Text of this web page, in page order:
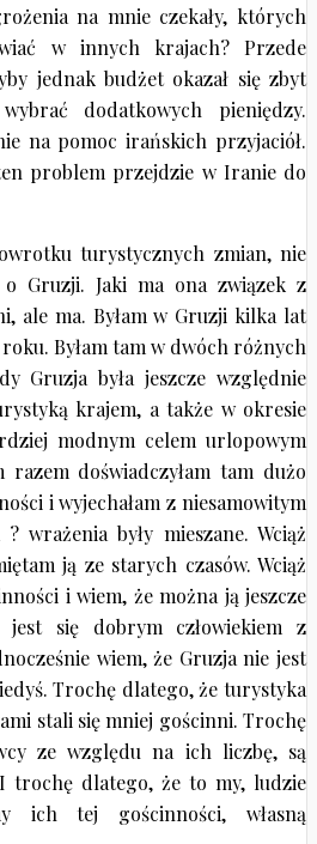
na mnie czekały, których
w innych krajach? Przede
jednak budżet okazał się zbyt
dodatkowych pieniędzy.
na pomoc irańskich przyjaciół.
problem przejdzie w Iranie do
turystycznych zmian, nie
o Gruzji. Jaki ma ona związek z
ale ma. Byłam w Gruzji kilka lat
Byłam tam w dwóch różnych
Gruzja była jeszcze względnie
krajem, a także w okresie
modnym celem urlopowym
razem doświadczyłam tam dużo
i wyjechałam z niesamowitym
wrażenia były mieszane. Wciąż
ją ze starych czasów. Wciąż
i wiem, że można ją jeszcze
jest się dobrym człowiekiem z
wiem, że Gruzja nie jest
Trochę dlatego, że turystyka
stali się mniej gościnni. Trochę
ze względu na ich liczbę, są
trochę dlatego, że to my, ludzie
ich tej gościnności, własną